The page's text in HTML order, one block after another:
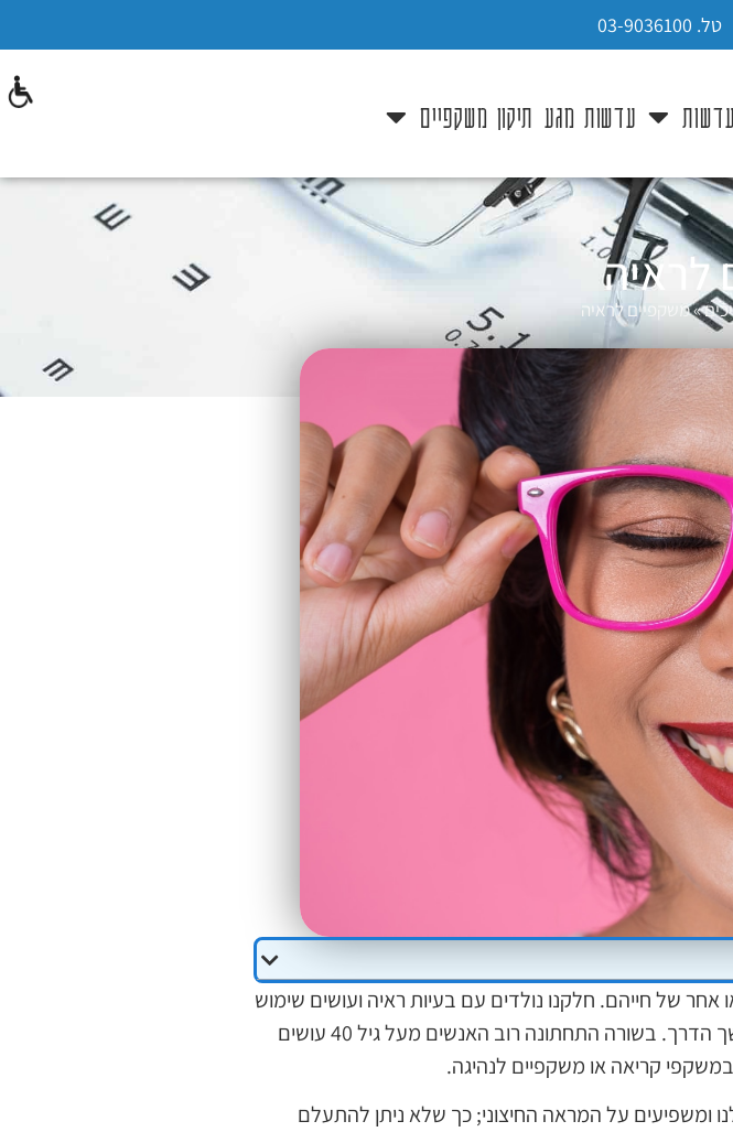
טל. 03-9036100
עדשות מגע תיקון משקפיים
לראיה
»משקפיים לראיה
של חייהם. חלקנו נולדים עם בעיות ראיה ועושים שימוש
במשקפיים כבר מגיל הילדות, אצל אחרים בעיות מופיעות בהמשך הדרך. בשורה התחתונה רוב האנשים מעל גיל 40 עושים
קריאה או משקפיים לנהיגה.
ומשפיעים על המראה החיצוני; כך שלא ניתן להתעלם